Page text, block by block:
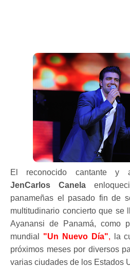
El reconocido cantante y
JenCarlos Canela
panameñas el pasado fin de
multitudinario concierto que se
Ayanansi de Panamá, como
mundial "Un Nuevo Día", la
próximos meses por diversos
varias ciudades de los Estados